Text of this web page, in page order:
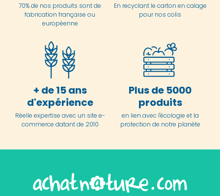
70% de nos produits sont de
fabrication française ou
européenne
En recyclant le carton en calage
pour nos colis
+ de 15 ans
d'expérience
Réelle expertise avec un site e-
commerce datant de 2010
Plus de 5000
produits
en lien avec l'écologie et la
protection de notre planète